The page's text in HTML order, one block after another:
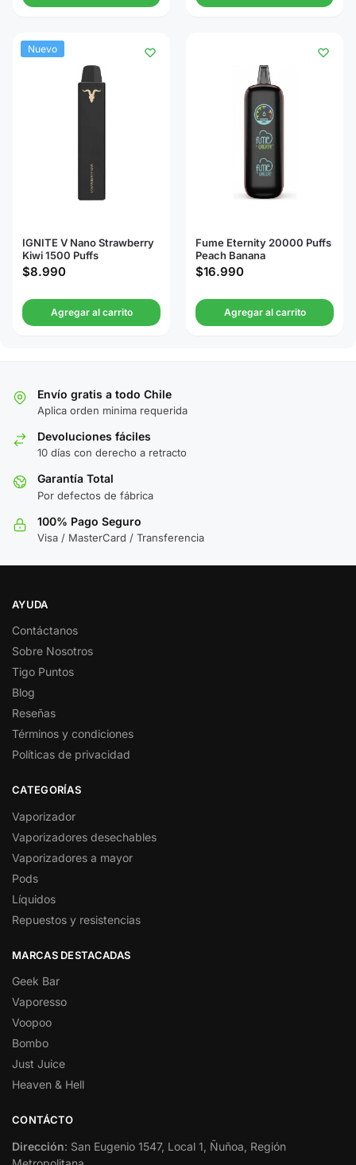
Nuevo
IGNITE V Nano Strawberry
Kiwi 1500 Puffs
$8.990
Agregar al carrito
Fume Eternity 20000 Puffs
Peach Banana
$16.990
Agregar al carrito
Envío gratis a todo Chile
Aplica orden minima requerida
Devoluciones fáciles
10 días con derecho a retracto
Garantía Total
Por defectos de fábrica
100% Pago Seguro
Visa / MasterCard / Transferencia
AYUDA
Contáctanos
Sobre Nosotros
Tigo Puntos
Blog
Reseñas
Términos y condiciones
Políticas de privacidad
CATEGORÍAS
Vaporizador
Vaporizadores desechables
Vaporizadores a mayor
Pods
Líquidos
Repuestos y resistencias
MARCAS DESTACADAS
Geek Bar
Vaporesso
Voopoo
Bombo
Just Juice
Heaven & Hell
CONTÁCTO
Dirección: San Eugenio 1547, Local 1, Ñuñoa, Región